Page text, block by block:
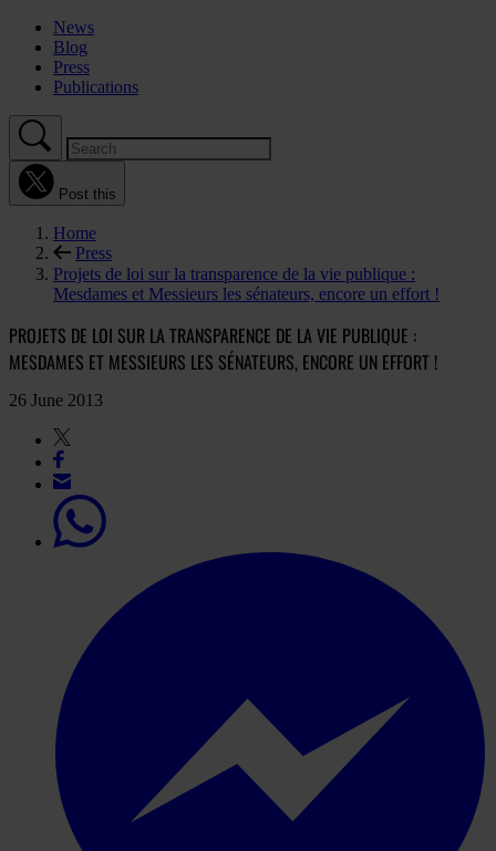
News
Blog
Press
Publications
Post this
Home
Press
Projets de loi sur la transparence de la vie publique :
Mesdames et Messieurs les sénateurs, encore un effort !
PROJETS DE LOI SUR LA TRANSPARENCE DE LA VIE PUBLIQUE :
MESDAMES ET MESSIEURS LES SÉNATEURS, ENCORE UN EFFORT !
26 June 2013